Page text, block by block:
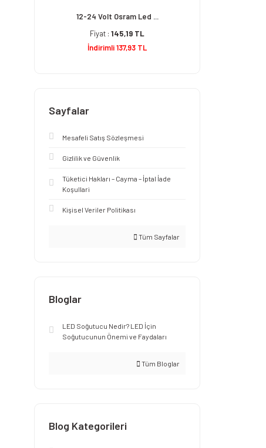
12-24 Volt Osram Led ...
Fiyat : 145,19 TL
İndirimli 137,93 TL
Sayfalar
Mesafeli Satış Sözleşmesi
Gizlilik ve Güvenlik
Tüketici Hakları – Cayma – İptal İade
Koşullari
Kişisel Veriler Politikası
Tüm Sayfalar
Bloglar
LED Soğutucu Nedir? LED İçin
Soğutucunun Önemi ve Faydaları
Tüm Bloglar
Blog Kategorileri